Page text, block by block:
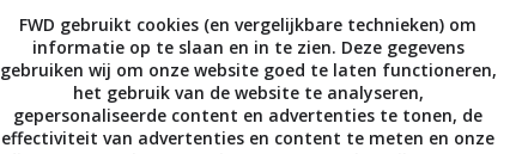
FWD gebruikt cookies (en vergelijkbare technieken) om
informatie op te slaan en in te zien. Deze gegevens
gebruiken wij om onze website goed te laten functioneren,
het gebruik van de website te analyseren,
gepersonaliseerde content en advertenties te tonen, de
effectiviteit van advertenties en content te meten en onze